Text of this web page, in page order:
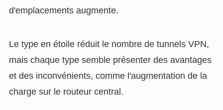
d'emplacements augmente.
Le type en étoile réduit le nombre de tunnels VPN,
mais chaque type semble présenter des avantages
et des inconvénients, comme l'augmentation de la
charge sur le routeur central.